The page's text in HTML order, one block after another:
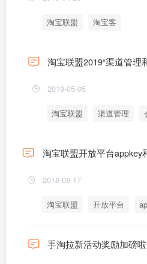
淘宝联盟 淘宝客
淘宝联盟2019“渠道管
2019-05-05
淘宝联盟 渠道管理
淘宝联盟开放平台appkey
2018-08-17
淘宝联盟 开放平台
手淘拉新活动奖励加磅